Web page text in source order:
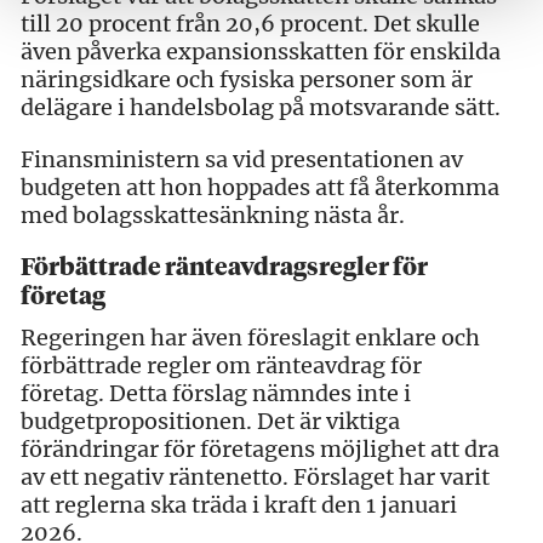
till 20 procent från 20,6 procent. Det skulle
även påverka expansionsskatten för enskilda
näringsidkare och fysiska personer som är
delägare i handelsbolag på motsvarande sätt.
Finansministern sa vid presentationen av
budgeten att hon hoppades att få återkomma
med bolagsskattesänkning nästa år.
Förbättrade ränteavdragsregler för
företag
Regeringen har även föreslagit enklare och
förbättrade regler om ränteavdrag för
företag. Detta förslag nämndes inte i
budgetpropositionen. Det är viktiga
förändringar för företagens möjlighet att dra
av ett negativ räntenetto. Förslaget har varit
att reglerna ska träda i kraft den 1 januari
2026.